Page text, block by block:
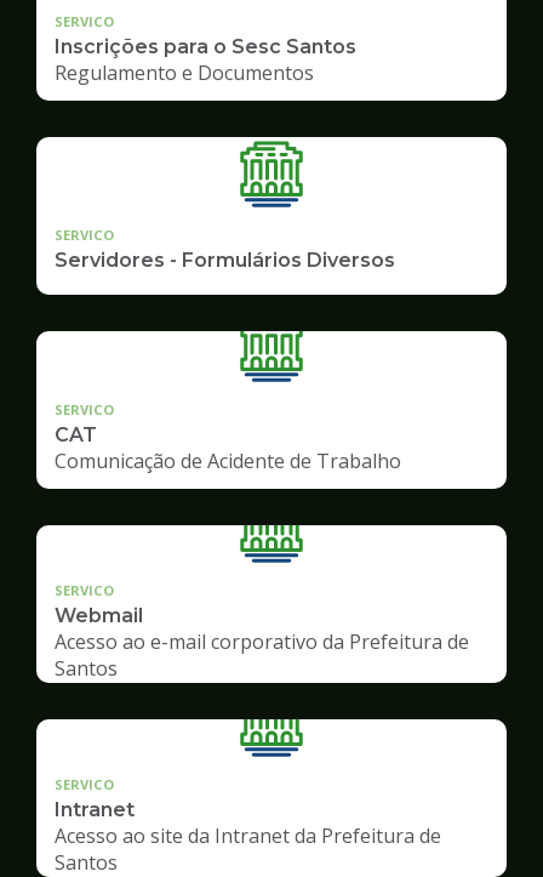
SERVICO
Inscrições para o Sesc Santos
Regulamento e Documentos
SERVICO
Servidores - Formulários Diversos
SERVICO
CAT
Comunicação de Acidente de Trabalho
SERVICO
Webmail
Acesso ao e-mail corporativo da Prefeitura de
Santos
SERVICO
Intranet
Acesso ao site da Intranet da Prefeitura de
Santos